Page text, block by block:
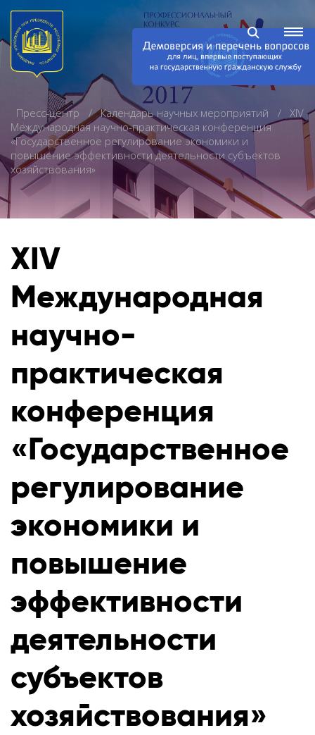
Пресс-центр Календарь научных мероприятий
XIV
Международная научно-практическая конференция
«Государственное регулирование экономики и
повышение эффективности деятельности субъектов
хозяйствования»
XIV
Международная
научно-
практическая
конференция
«Государственное
регулирование
экономики и
повышение
эффективности
деятельности
субъектов
хозяйствования»